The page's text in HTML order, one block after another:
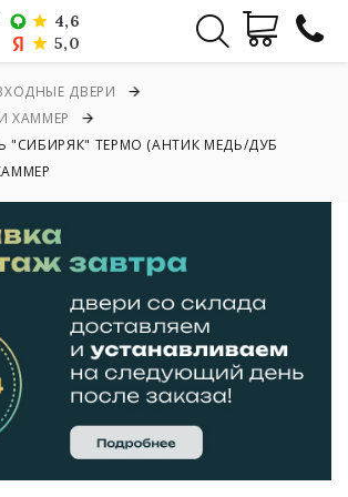
4,6
5,0
ДВЕРИ
ХАММЕР
"СИБИРЯК" ТЕРМО (АНТИК МЕДЬ/ДУБ